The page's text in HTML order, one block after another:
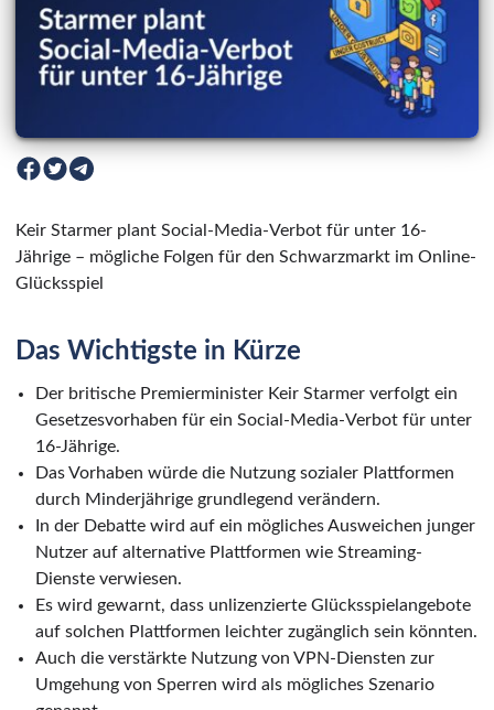
Keir Starmer plant Social-Media-Verbot für unter 16-
Jährige – mögliche Folgen für den Schwarzmarkt im Online-
Glücksspiel
Das Wichtigste in Kürze
Der britische Premierminister Keir Starmer verfolgt ein
Gesetzesvorhaben für ein Social-Media-Verbot für unter
16-Jährige.
Das Vorhaben würde die Nutzung sozialer Plattformen
durch Minderjährige grundlegend verändern.
In der Debatte wird auf ein mögliches Ausweichen junger
Nutzer auf alternative Plattformen wie Streaming-
Dienste verwiesen.
Es wird gewarnt, dass unlizenzierte Glücksspielangebote
auf solchen Plattformen leichter zugänglich sein könnten.
Auch die verstärkte Nutzung von VPN-Diensten zur
Umgehung von Sperren wird als mögliches Szenario